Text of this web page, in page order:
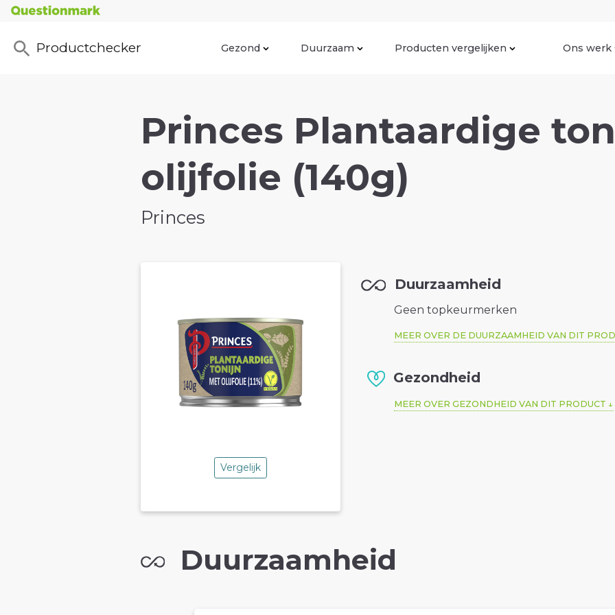
Productchecker Gezond Duurzaam Producten vergelijken Ons werk
Princes Plantaardige
olijfolie (140g)
Princes
Vergelijk
Duurzaamheid
Geen topkeurmerken
MEER OVER DE DUURZAAMHEID VAN DIT
Gezondheid
MEER OVER GEZONDHEID VAN DIT PRODUCT
Duurzaamheid